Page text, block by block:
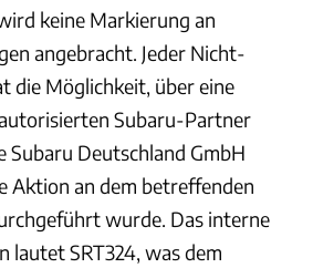
keine Markierung an
angebracht. Jeder Nicht-
die Möglichkeit, über eine
Subaru-Partner
Subaru Deutschland GmbH
Aktion an dem betreffenden
wurde. Das interne
lautet SRT324, was dem